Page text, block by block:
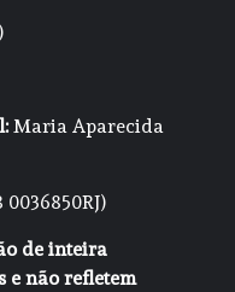
Maria Aparecida
de inteira
e não refletem